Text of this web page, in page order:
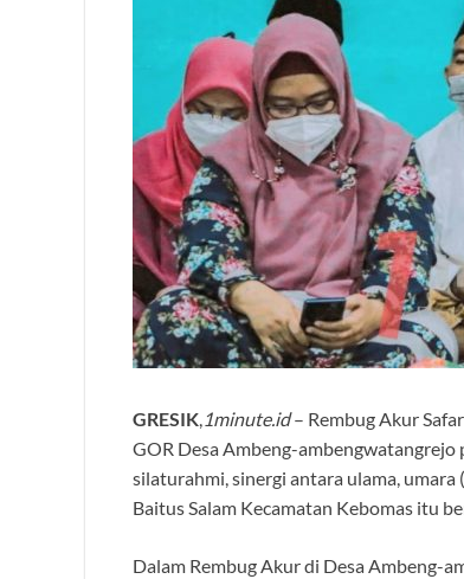
GRESIK, 1minute.id– Rembug Akur
GOR Desa Ambeng-
silaturahmi, sinergi antara ulama,
Baitus Salam Kecamatan Kebomas itu
Dalam Rembug Akur di Desa Ambeng-